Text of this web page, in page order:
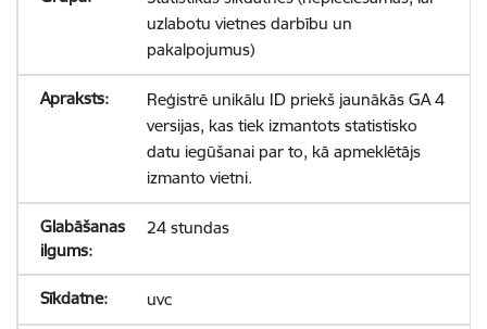
uzlabotu vietnes darbību un
pakalpojumus)
Reģistrē unikālu ID priekš jaunākās GA 4
versijas, kas tiek izmantots statistisko
datu iegūšanai par to, kā apmeklētājs
izmanto vietni.
24 stundas
uvc